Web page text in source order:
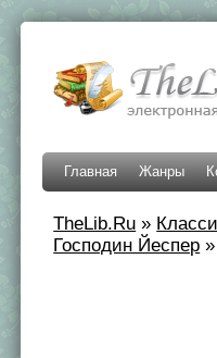
Главная Жанры
TheLib.Ru »
Господин Йеспер